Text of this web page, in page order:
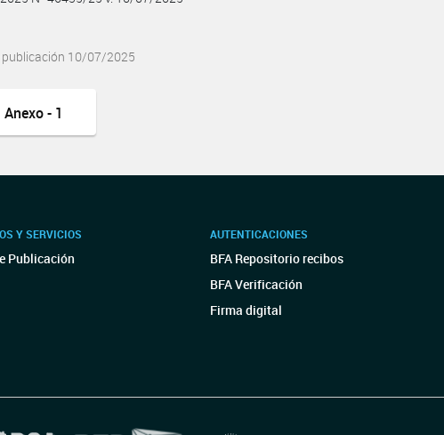
publicación 10/07/2025
Anexo - 1
Y SERVICIOS
Publicación
AUTENTICACIONES
BFA Repositorio recibos
BFA Verificación
Firma digital